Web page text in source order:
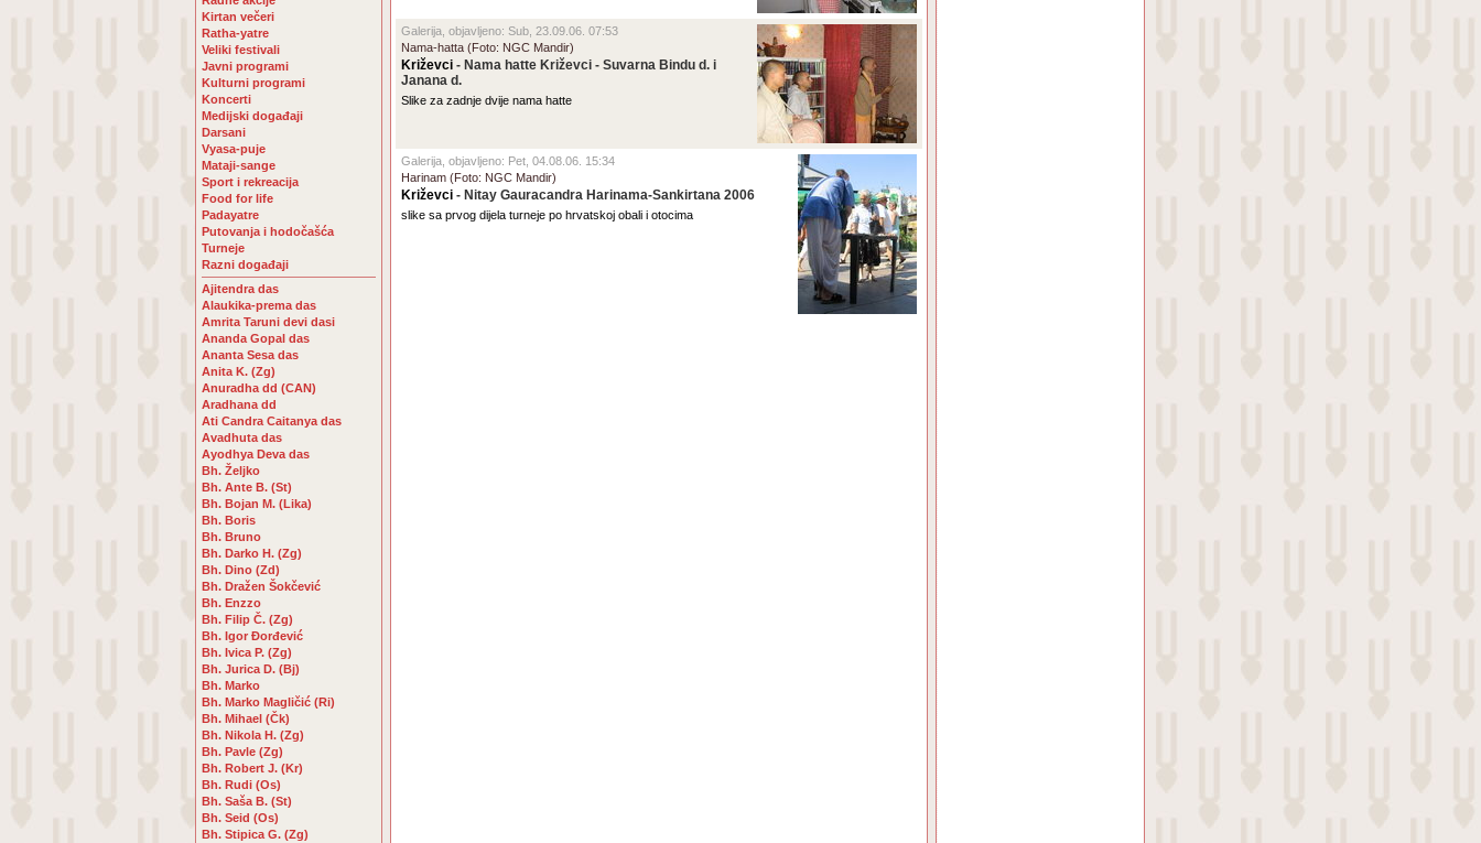
Kirtan večeri
Ratha-yatre
Veliki festivali
Javni programi
Kulturni programi
Koncerti
Medijski događaji
Darsani
Vyasa-puje
Mataji-sange
Sport i rekreacija
Food for life
Padayatre
Putovanja i hodočašća
Turneje
Razni događaji
Ajitendra das
Alaukika-prema das
Amrita Taruni devi dasi
Ananda Gopal das
Ananta Sesa das
Anita K. (Zg)
Anuradha dd (CAN)
Aradhana dd
Ati Candra Caitanya das
Avadhuta das
Ayodhya Deva das
Bh. Željko
Bh. Ante B. (St)
Bh. Bojan M. (Lika)
Bh. Boris
Bh. Bruno
Bh. Darko H. (Zg)
Bh. Dino (Zd)
Bh. Dražen Šokčević
Bh. Enzzo
Bh. Filip Č. (Zg)
Bh. Igor Đorđević
Bh. Ivica P. (Zg)
Bh. Jurica D. (Bj)
Bh. Marko
Bh. Marko Magličić (Ri)
Bh. Mihael (Čk)
Bh. Nikola H. (Zg)
Bh. Pavle (Zg)
Bh. Robert J. (Kr)
Bh. Rudi (Os)
Bh. Saša B. (St)
Bh. Seid (Os)
Bh. Stipica G. (Zg)
Galerija, objavljeno: Sub, 23.09.06. 07:53
Nama-hatta (Foto: NGC Mandir)
Križevci - Nama hatte Križevci - Suvarna Bindu d. i
Janana d.
Slike za zadnje dvije nama hatte
Galerija, objavljeno: Pet, 04.08.06. 15:34
Harinam (Foto: NGC Mandir)
Križevci - Nitay Gauracandra Harinama-Sankirtana 2006
slike sa prvog dijela turneje po hrvatskoj obali i otocima